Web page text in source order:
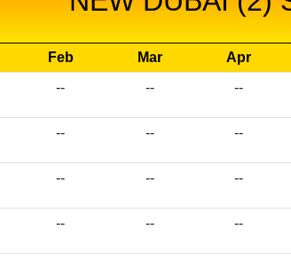
Feb Mar Apr
-- -- --
-- -- --
-- -- --
-- -- --